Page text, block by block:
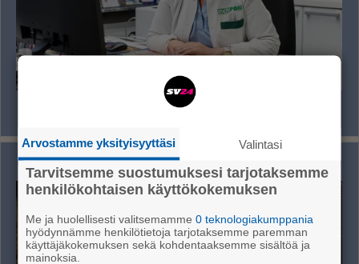
Mediporin työterveyshuolto tarjoaa
Kaupallinen yhteistyö 2 Kun­dia Bur­gers & Fries
Arvostamme yksityisyyttäsi Valintasi
Tarvitsemme suostumuksesi tarjotaksemme
henkilökohtaisen käyttökokemuksen
Me ja huolellisesti valitsemamme0 teknologiakumppania
hyödynnämme henkilötietoja tarjotaksemme paremman
käyttäjäkokemuksen sekä kohdentaaksemme sisältöä ja
mainoksia.